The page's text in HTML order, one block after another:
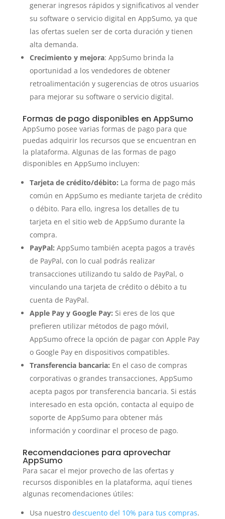
generar ingresos rápidos y significativos al vender
su software o servicio digital en AppSumo, ya que
las ofertas suelen ser de corta duración y tienen
alta demanda.
Crecimiento y mejora: AppSumo brinda la
oportunidad a los vendedores de obtener
retroalimentación y sugerencias de otros usuarios
para mejorar su software o servicio digital.
Formas de pago disponibles en AppSumo
AppSumo posee varias formas de pago para que
puedas adquirir los recursos que se encuentran en
la plataforma. Algunas de las formas de pago
disponibles en AppSumo incluyen:
Tarjeta de crédito/débito: La forma de pago más
común en AppSumo es mediante tarjeta de crédito
o débito. Para ello, ingresa los detalles de tu
tarjeta en el sitio web de AppSumo durante la
compra.
PayPal: AppSumo también acepta pagos a través
de PayPal, con lo cual podrás realizar
transacciones utilizando tu saldo de PayPal, o
vinculando una tarjeta de crédito o débito a tu
cuenta de PayPal.
Apple Pay y Google Pay: Si eres de los que
prefieren utilizar métodos de pago móvil,
AppSumo ofrece la opción de pagar con Apple Pay
o Google Pay en dispositivos compatibles.
Transferencia bancaria: En el caso de compras
corporativas o grandes transacciones, AppSumo
acepta pagos por transferencia bancaria. Si estás
interesado en esta opción, contacta al equipo de
soporte de AppSumo para obtener más
información y coordinar el proceso de pago.
Recomendaciones para aprovechar
AppSumo
Para sacar el mejor provecho de las ofertas y
recursos disponibles en la plataforma, aquí tienes
algunas recomendaciones útiles:
Usa nuestro descuento del 10% para tus compras.